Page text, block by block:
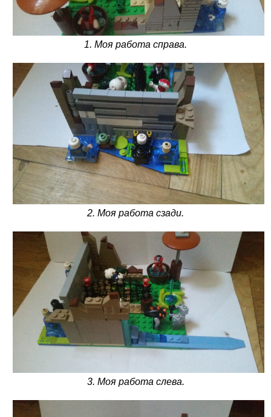
1. Моя работа справа.
2. Моя работа сзади.
3. Моя работа слева.